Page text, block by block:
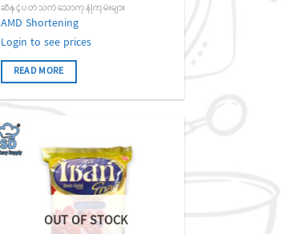
ဆီနှင့်ပတ်သက်သောကုန်ကြမ်းများ
AMD Shortening
Login to see prices
READ MORE
OUT OF STOCK